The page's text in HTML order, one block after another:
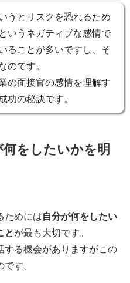
うとリスクを恐れるため
いうネガティブな感情で
ることが多いですし、そ
のです。
の面接官の感情を理解す
功の秘訣です。
をしたいかを明
ためには自分が何をしたい
とが最も大切です。
する機会がありますがこの
す。